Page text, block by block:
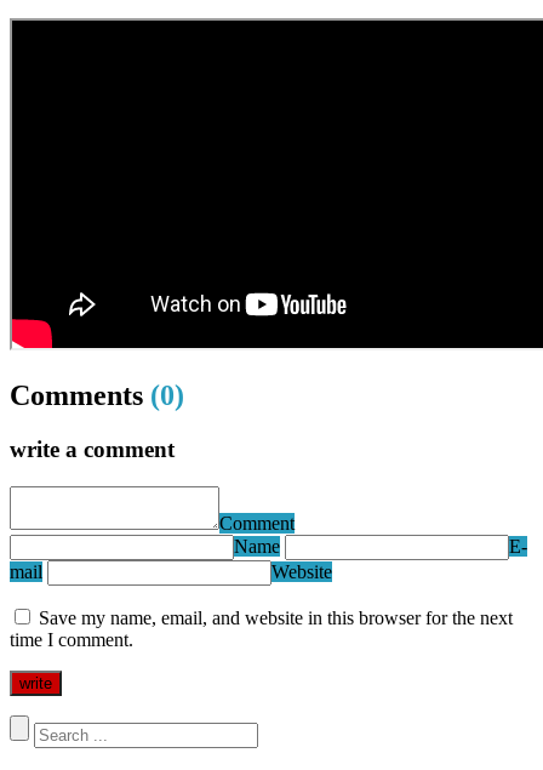
Comments (0)
write a comment
Comment
Name
E-
mail
Website
Save my name, email, and website in this browser for the next
time I comment.